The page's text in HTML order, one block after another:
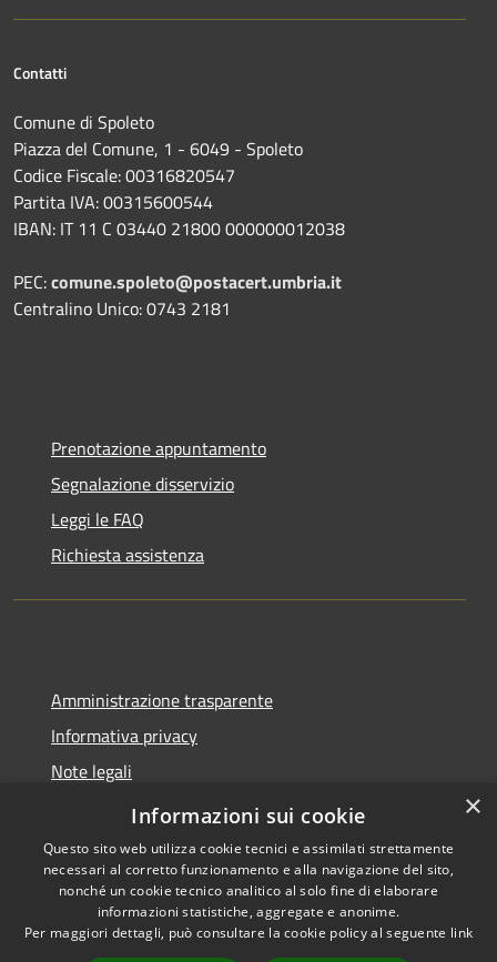
Contatti
Comune di Spoleto
Piazza del Comune, 1 - 6049 - Spoleto
Codice Fiscale: 00316820547
Partita IVA: 00315600544
IBAN: IT 11 C 03440 21800 000000012038
PEC:comune.spoleto@postacert.umbria.it
Centralino Unico: 0743 2181
Prenotazione appuntamento
Segnalazione disservizio
Leggi le FAQ
Richiesta assistenza
Amministrazione trasparente
Informativa privacy
Note legali
Dichiarazione di accessibilità
Accessibilità
Copyright © 2026 • Comune di
Spoleto • Powered by
×
Informazioni sui cookie
Questo sito web utilizza cookie tecnici e assimilati strettamente
necessari al corretto funzionamento e alla navigazione del sito,
nonché un cookie tecnico analitico al solo fine di elaborare
informazioni statistiche, aggregate e anonime.
Per maggiori dettagli, può consultare la cookie policy al seguente link